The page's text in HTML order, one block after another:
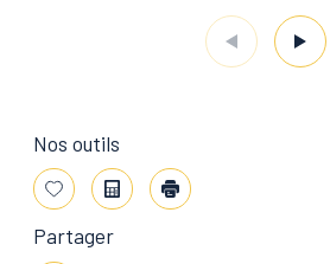
Nos outils
SélectionnerCalculatriceImprimer
Partager